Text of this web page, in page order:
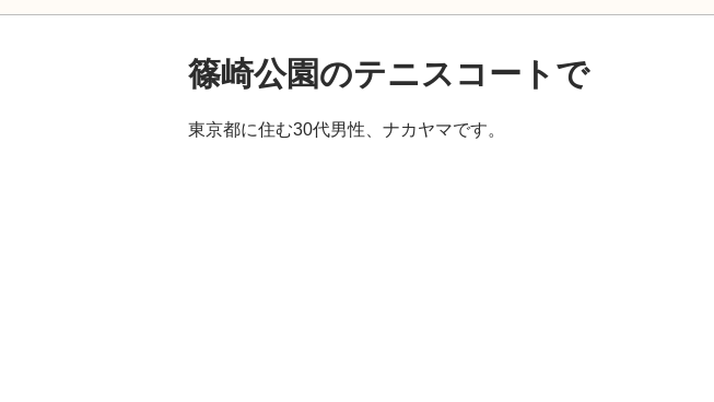
篠崎公園のテニスコートで
東京都に住む30代男性、ナカヤマです。